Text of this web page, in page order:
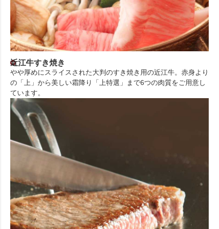
近江牛すき焼き
やや厚めにスライスされた大判のすき焼き用の近江牛。赤身より
の「上」から美しい霜降り「上特選」まで6つの肉質をご用意し
ています。